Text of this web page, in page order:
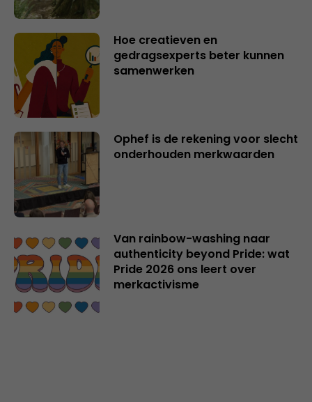
Hoe creatieven en
gedragsexperts beter kunnen
samenwerken
Ophef is de rekening voor slecht
onderhouden merkwaarden
Van rainbow-washing naar
authenticity beyond Pride: wat
Pride 2026 ons leert over
merkactivisme